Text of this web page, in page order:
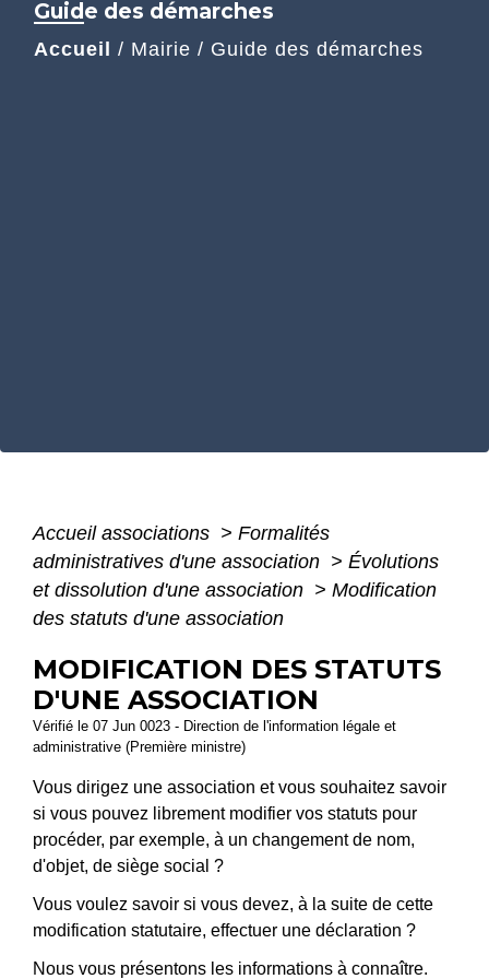
Guide des démarches
Accueil / Mairie / Guide des démarches
Accueil associations > Formalités
administratives d'une association > Évolutions
et dissolution d'une association > Modification
des statuts d'une association
MODIFICATION DES STATUTS
D'UNE ASSOCIATION
Vérifié le 07 Jun 0023 - Direction de l'information légale et
administrative (Première ministre)
Vous dirigez une association et vous souhaitez savoir
si vous pouvez librement modifier vos statuts pour
procéder, par exemple, à un changement de nom,
d'objet, de siège social ?
Vous voulez savoir si vous devez, à la suite de cette
modification statutaire, effectuer une déclaration ?
Nous vous présentons les informations à connaître.